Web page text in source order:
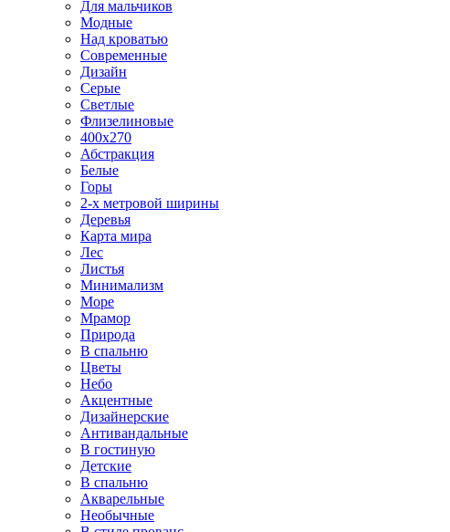
Для мальчиков
Модные
Над кроватью
Современные
Дизайн
Серые
Светлые
Флизелиновые
400х270
Абстракция
Белые
Горы
2-х метровой ширины
Деревья
Карта мира
Лес
Листья
Минимализм
Море
Мрамор
Природа
В спальню
Цветы
Небо
Акцентные
Дизайнерские
Антивандальные
В гостиную
Детские
В спальню
Акварельные
Необычные